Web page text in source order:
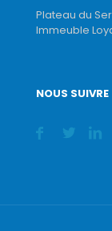
Plateau du
Immeuble
NOUS SUIVRE